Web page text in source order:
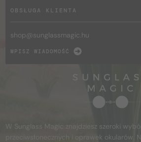
OBSŁUGA KLIENTA
shop@sunglassmagic.hu
WPISZ WIADOMOŚĆ
W Sunglass Magic znajdziesz szeroki
przeciwsłonecznych i oprawek okularów.